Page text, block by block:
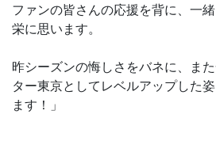
ファンの皆さんの応援を背に、一
栄に思います。
昨シーズンの悔しさをバネに、ま
ター東京としてレベルアップした
ます！」